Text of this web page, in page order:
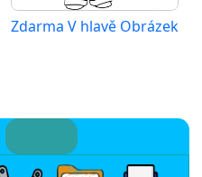
Zdarma V hlavě Obrázek